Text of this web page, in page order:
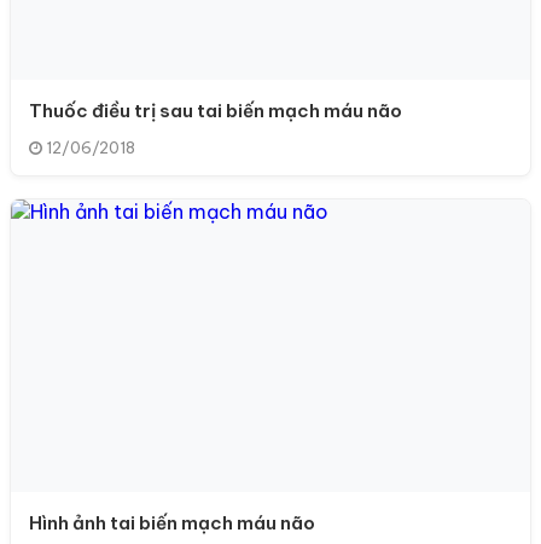
Thuốc điều trị sau tai biến mạch máu não
12/06/2018
Hình ảnh tai biến mạch máu não